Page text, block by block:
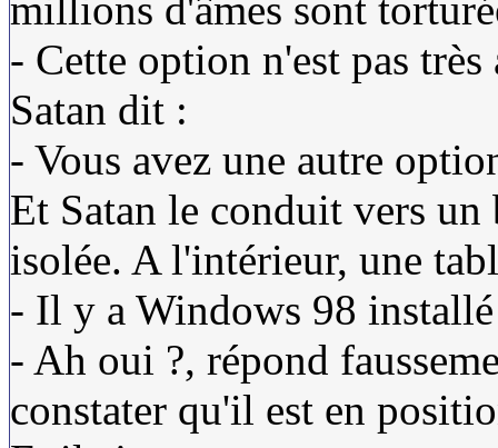
millions d'âmes sont
- Cette option n'est pas très
Satan dit :
- Vous avez une autre
Et Satan le conduit vers
isolée. A l'intérieur, une
- Il y a Windows 98
- Ah oui ?, répond
constater qu'il est en